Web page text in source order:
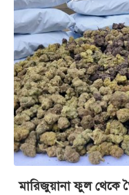
মারিজুয়ানা ফুল থেকে